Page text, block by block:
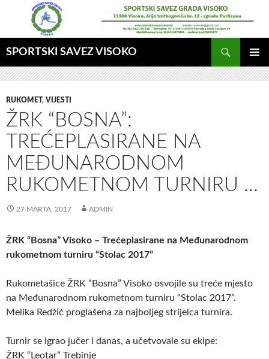
SPORTSKI SAVEZ VISOKO
GLAVNI
MENI
RUKOMET, VIJESTI
ŽRK “BOSNA”:
TREĆEPLASIRANE NA
MEĐUNARODNOM
RUKOMETNOM TURNIRU …
27 MARTA, 2017 ADMIN
ŽRK “Bosna” Visoko – Trećeplasirane na Međunarodnom
rukometnom turniru “Stolac 2017”
Rukometašice ŽRK “Bosna” Visoko osvojile su treće mjesto
na Međunarodnom rukometnom turniru “Stolac 2017”.
Melika Redžić proglašena za najboljeg strijelca turnira.
Turnir se igrao jučer i danas, a učetvovale su ekipe:
ŽRK “Leotar” Trebinje